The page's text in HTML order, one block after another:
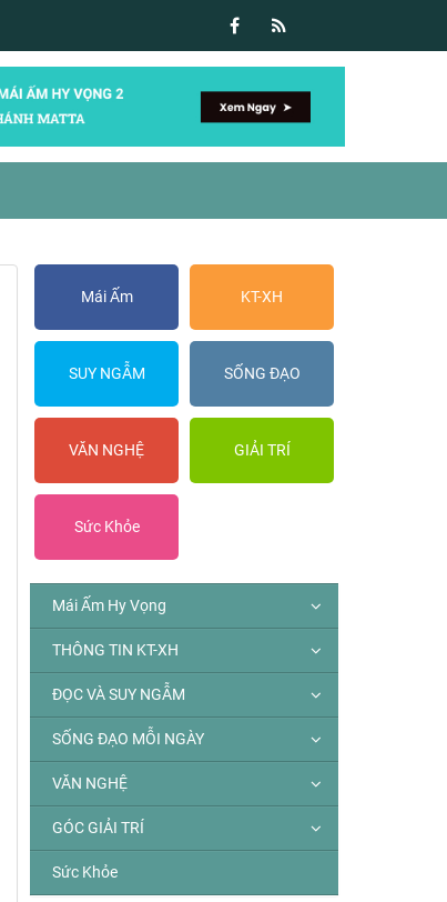
Mái Ấm KT-XH
SUY NGẪM SỐNG ĐẠO
VĂN NGHỆ GIẢI TRÍ
Sức Khỏe
Mái Ấm Hy Vọng
THÔNG TIN KT-XH
ĐỌC VÀ SUY NGẪM
SỐNG ĐẠO MỖI NGÀY
VĂN NGHỆ
GÓC GIẢI TRÍ
Sức Khỏe